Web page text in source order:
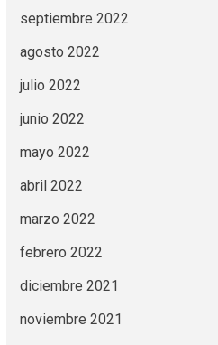
septiembre 2022
agosto 2022
julio 2022
junio 2022
mayo 2022
abril 2022
marzo 2022
febrero 2022
diciembre 2021
noviembre 2021